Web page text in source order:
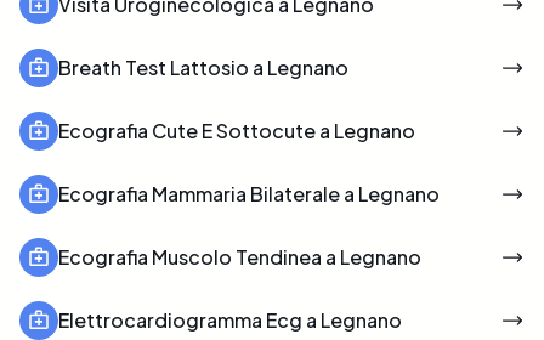
Breath Test Lattosio a Legnano
Ecografia Cute E Sottocute a Legnano
Ecografia Mammaria Bilaterale a Legnano
Ecografia Muscolo Tendinea a Legnano
Elettrocardiogramma Ecg a Legnano